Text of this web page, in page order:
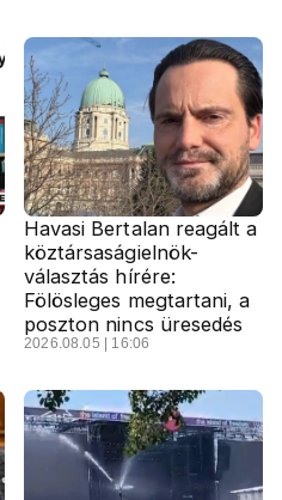
Havasi Bertalan reagált a
köztársaságielnök-
választás hírére:
Fölösleges megtartani, a
poszton nincs üresedés
2026.08.05 | 16:06